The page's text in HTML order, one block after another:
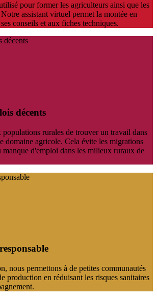
pour former les agriculteurs ainsi que les
assistant virtuel permet la montée en
conseils et aux fiches techniques.
décents
décents
populations rurales de trouver un travail dans
domaine agricole. Cela évite les migrations
manque d'emploi dans les milieux ruraux de
nous permettons à de petites communautés
production en réduisant les risques sanitaires